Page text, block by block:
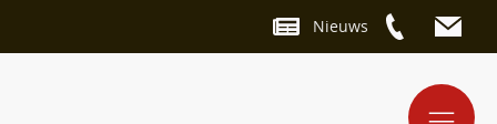
Nieuws